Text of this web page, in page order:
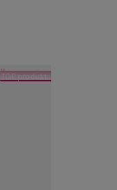
TOP produkt